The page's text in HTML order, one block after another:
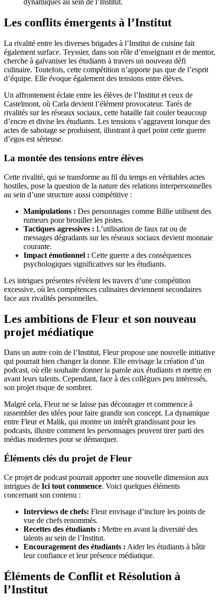
dynamiques au sein de l’Institut.
Les conflits émergents à l’Institut
La rivalité entre les diverses brigades à l’Institut de cuisine fait
également surface. Teyssier, dans son rôle d’enseignant et de mentor,
cherche à galvaniser les étudiants à travers un nouveau défi
culinaire. Toutefois, cette compétition n’apporte pas que de l’esprit
d’équipe. Elle évoque également des tensions entre élèves.
Un affrontement éclate entre les élèves de l’Institut et ceux de
Castelmont, où Carla devient l’élément provocateur. Tarés de
rivalités sur les réseaux sociaux, cette bataille fait couler beaucoup
d’encre et divise les étudiants. Les tensions s’aggravent lorsque des
actes de sabotage se produisent, illustrant à quel point cette guerre
d’egos est sérieuse.
La montée des tensions entre élèves
Cette rivalité, qui se transforme au fil du temps en véritables actes
hostiles, pose la question de la nature des relations interpersonnelles
au sein d’une structure aussi compétitive :
Manipulations : Des personnages comme Billie utilisent des
rumeurs pour brouiller les pistes.
Tactiques agressives : L’utilisation de faux rat ou de
messages dégradants sur les réseaux sociaux devient monnaie
courante.
Impact émotionnel : Cette guerre a des conséquences
psychologiques significatives sur les étudiants.
Les intrigues présentes révèlent les travers d’une compétition
excessive, où les compétences culinaires deviennent secondaires
face aux rivalités personnelles.
Les ambitions de Fleur et son nouveau
projet médiatique
Dans un autre coin de l’Institut, Fleur propose une nouvelle initiative
qui pourrait bien changer la donne. Elle envisage la création d’un
podcast, où elle souhaite donner la parole aux étudiants et mettre en
avant leurs talents. Cependant, face à des collègues peu intéressés,
son projet risque de sombrer.
Malgré cela, Fleur ne se laisse pas décourager et commence à
rassembler des idées pour faire grandir son concept. La dynamique
entre Fleur et Malik, qui montre un intérêt grandissant pour les
podcasts, illustre comment les personnages peuvent tirer parti des
médias modernes pour se démarquer.
Éléments clés du projet de Fleur
Ce projet de podcast pourrait apporter une nouvelle dimension aux
intrigues de Ici tout commence. Voici quelques éléments
concernant son contenu :
Interviews de chefs: Fleur envisage d’inclure les points de
vue de chefs renommés.
Recettes des étudiants : Mettre en avant la diversité des
talents au sein de l’Institut.
Encouragement des étudiants : Aider les étudiants à bâtir
leur confiance et leur présence médiatique.
Éléments de Conflit et Résolution à
l’Institut